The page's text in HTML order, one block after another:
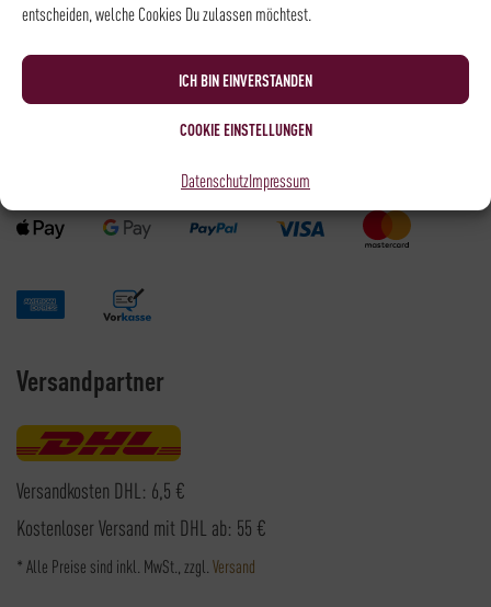
entscheiden, welche Cookies Du zulassen möchtest.
ICH BIN EINVERSTANDEN
COOKIE EINSTELLUNGEN
DatenschutzImpressum
Ich habe dieDatenschutzbestimmungengelesen und bin damit
Versandpartner
Versandkosten DHL: 6,5 €
Kostenloser Versand mit DHL ab: 55 €
* Alle Preise sind inkl. MwSt., zzgl. Versand